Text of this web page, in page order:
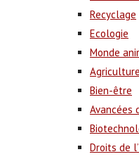
Recyclage
Ecologie
Monde
Bien-être
Avancées
Droits de